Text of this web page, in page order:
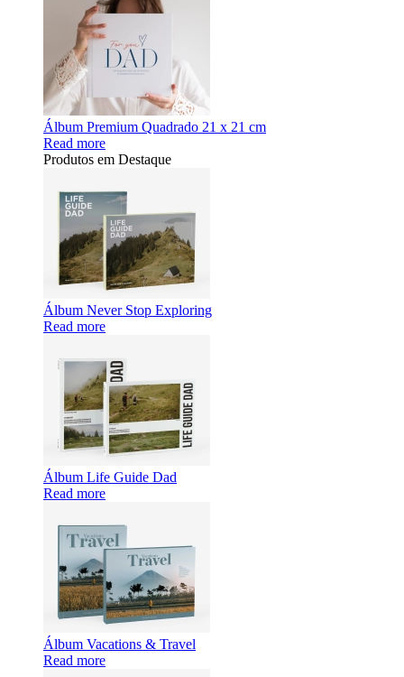
Álbum Premium Quadrado 21 x 21 cm
Read more
Produtos em Destaque
Álbum Never Stop Exploring
Read more
Álbum Life Guide Dad
Read more
Álbum Vacations & Travel
Read more